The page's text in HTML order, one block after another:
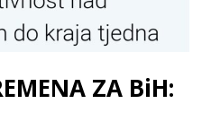
ZA BiH: